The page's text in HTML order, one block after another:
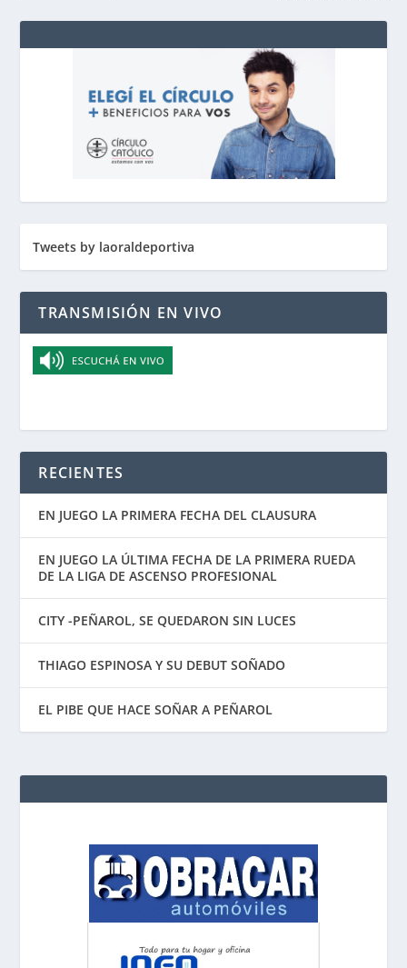
Tweets by laoraldeportiva
TRANSMISIÓN EN VIVO
RECIENTES
EN JUEGO LA PRIMERA FECHA DEL CLAUSURA
EN JUEGO LA ÚLTIMA FECHA DE LA PRIMERA RUEDA
DE LA LIGA DE ASCENSO PROFESIONAL
CITY -PEÑAROL, SE QUEDARON SIN LUCES
THIAGO ESPINOSA Y SU DEBUT SOÑADO
EL PIBE QUE HACE SOÑAR A PEÑAROL